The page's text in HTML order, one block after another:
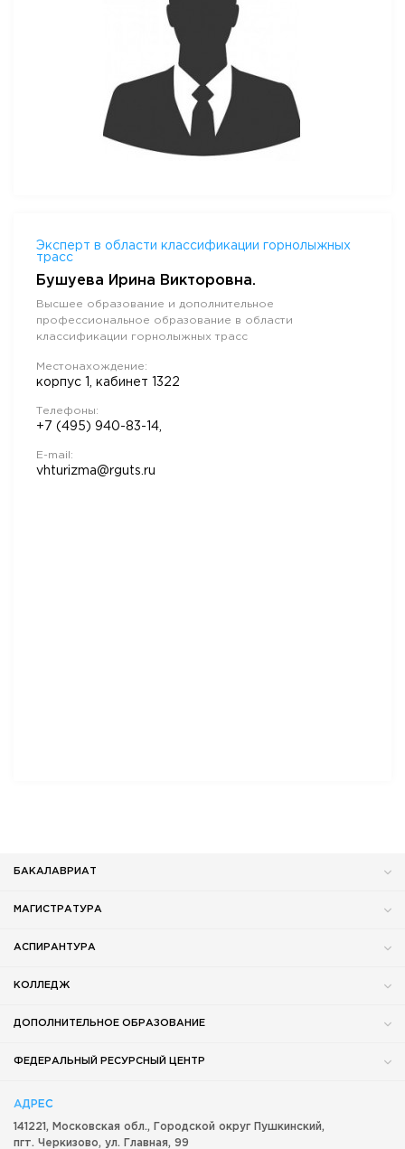
Эксперт в области классификации горнолыжных
трасс
Бушуева Ирина Викторовна.
Высшее образование и дополнительное
профессиональное образование в области
классификации горнолыжных трасс
Местонахождение:
корпус 1, кабинет 1322
Телефоны:
+7 (495) 940-83-14,
E-mail:
vhturizma@rguts.ru
БАКАЛАВРИАТ
МАГИСТРАТУРА
АСПИРАНТУРА
КОЛЛЕДЖ
ДОПОЛНИТЕЛЬНОЕ ОБРАЗОВАНИЕ
ФЕДЕРАЛЬНЫЙ РЕСУРСНЫЙ ЦЕНТР
АДРЕС
141221, Московская обл., Городской округ Пушкинский,
пгт. Черкизово, ул. Главная, 99